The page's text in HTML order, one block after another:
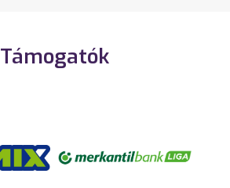
Támogatók